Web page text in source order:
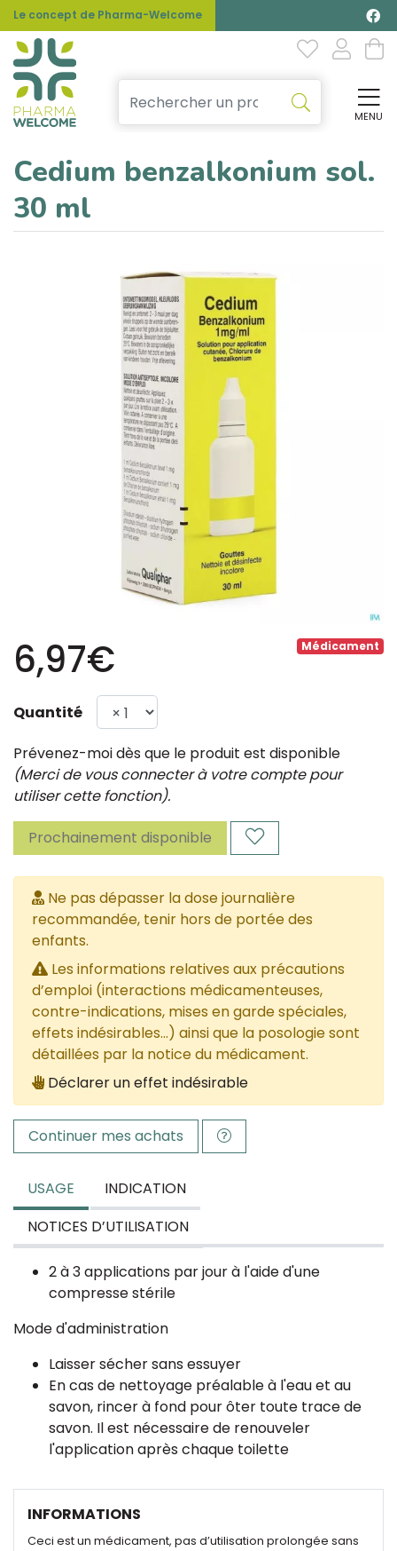
Le concept de Pharma-Welcome
MENU
Cedium benzalkonium sol.
30 ml
Médicament
6,97€
Quantité
Prévenez-moi dès que le produit est disponible
(Merci de vous connecter à votre compte pour
utiliser cette fonction).
Prochainement disponible
Ne pas dépasser la dose journalière
recommandée, tenir hors de portée des
enfants.
Les informations relatives aux précautions
d’emploi (interactions médicamenteuses,
contre-indications, mises en garde spéciales,
effets indésirables...) ainsi que la posologie sont
détaillées par la notice du médicament.
Déclarer un effet indésirable
Continuer mes achats
USAGE
INDICATION
NOTICES D’UTILISATION
2 à 3 applications par jour à l'aide d'une
compresse stérile
Mode d'administration
Laisser sécher sans essuyer
En cas de nettoyage préalable à l'eau et au
savon, rincer à fond pour ôter toute trace de
savon. Il est nécessaire de renouveler
l'application après chaque toilette
INFORMATIONS
Ceci est un médicament, pas d’utilisation prolongée sans